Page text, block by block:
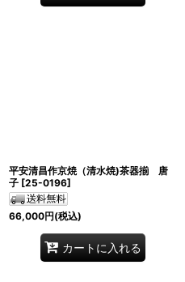
平安清昌作京焼（清水焼)茶器揃 唐
子 [25-0196]
66,000円(税込)
カートに入れる